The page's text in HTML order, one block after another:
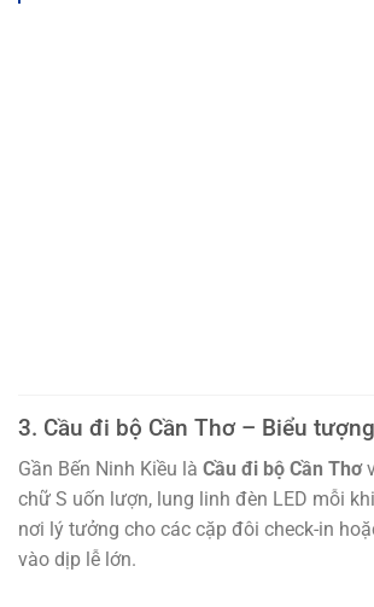
3. Cầu đi bộ Cần Thơ – Biểu
Gần Bến Ninh Kiều là Cầu đi bộ Cần Thơ
chữ S uốn lượn, lung linh đèn LED mỗi
nơi lý tưởng cho các cặp đôi check-in
vào dịp lễ lớn.